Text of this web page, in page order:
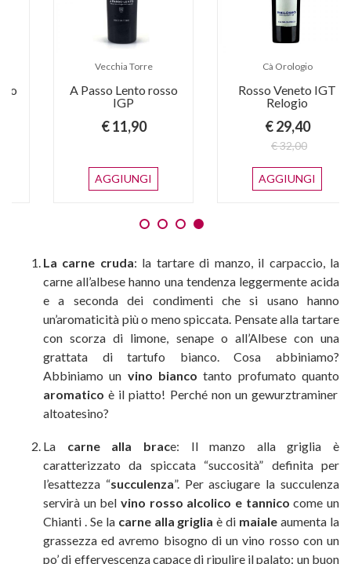
Vecchia Torre
A Passo Lento rosso
€ 11,90
AGGIUNGI
Cà Orologio
Rosso Veneto IGT
Relogio
€ 29,40
€ 32,00
AGGIUNGI
La carne cruda: la tartare di manzo, il carpaccio, la
carne all’albese hanno una tendenza leggermente acida
e a seconda dei condimenti che si usano hanno
un’aromaticità più o meno spiccata. Pensate alla tartare
con scorza di limone, senape o all’Albese con una
grattata di tartufo bianco. Cosa abbiniamo?
Abbiniamo un vino biancotanto profumato quanto
aromatico è il piatto! Perché non un gewurztraminer
altoatesino?
La carne alla brace: Il manzo alla griglia è
caratterizzato da spiccata “succosità” definita per
l’esattezza “succulenza”. Per asciugare la succulenza
servirà un bel vino rosso alcolico e tannico come un
Chianti . Se la carne alla griglia è di maiale aumenta la
grassezza ed avremo bisogno di un vino rosso con un
po’ di effervescenza capace di ripulire il palato: un buon